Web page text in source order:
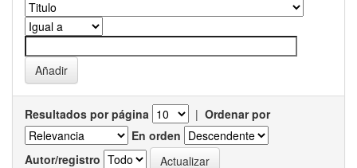
Resultados por página | Ordenar por
En orden
Autor/registro